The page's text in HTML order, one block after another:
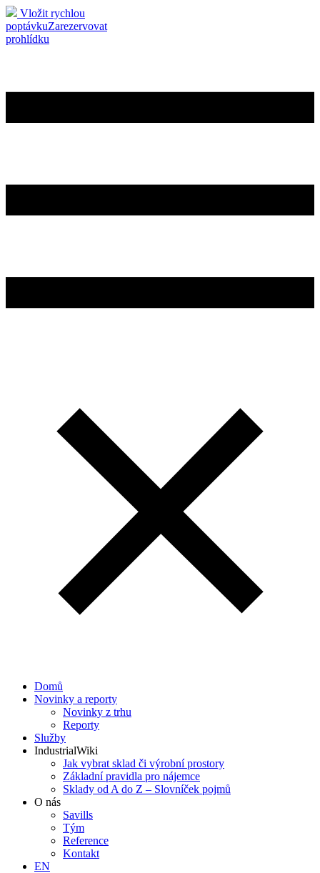
Vložit rychlou
poptávkuZarezervovat
prohlídku
Domů
Novinky a reporty
Novinky z trhu
Reporty
Služby
IndustrialWiki
Jak vybrat sklad či výrobní prostory
Základní pravidla pro nájemce
Sklady od A do Z – Slovníček pojmů
O nás
Savills
Tým
Reference
Kontakt​
EN